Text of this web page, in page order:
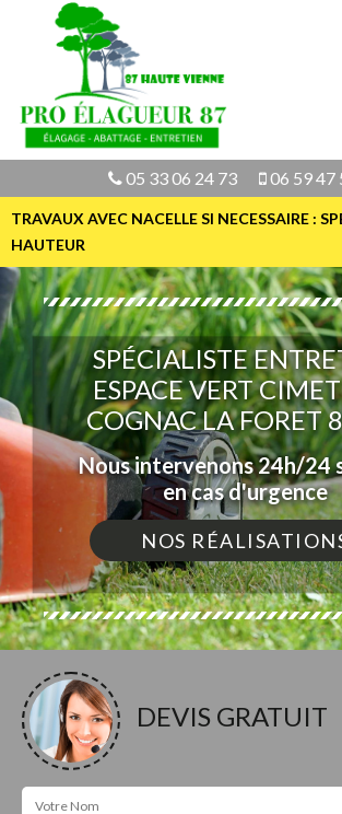
05 33 06 24 73 06 59 47
TRAVAUX AVEC NACELLE SI NECESSAIRE :
HAUTEUR
SPÉCIALISTE
ESPACE VERT
COGNAC LA FORET
Nous intervenons 24h/24
en cas d'urgence
NOS
DEVIS GRATUIT